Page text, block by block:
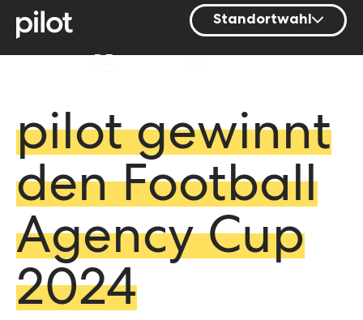
Standortwahl
Berlin
Mainz
München
Nürnberg
Stuttgart
Zürich
pilot gewinnt
den Football
Agency Cup
2024